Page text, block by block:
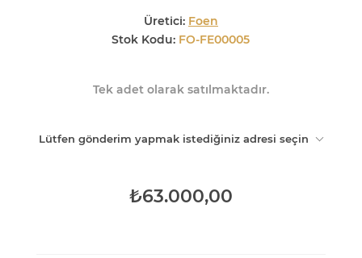
Üretici: Foen
Stok Kodu: FO-FE00005
Tek adet olarak satılmaktadır.
Lütfen gönderim yapmak istediğiniz adresi seçin
₺63.000,00